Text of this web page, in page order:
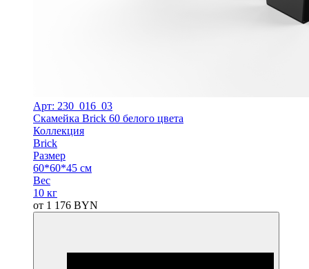
Арт: 230_016_03
Скамейка Brick 60 белого цвета
Коллекция
Brick
Размер
60*60*45 см
Вес
10 кг
от 1 176 BYN